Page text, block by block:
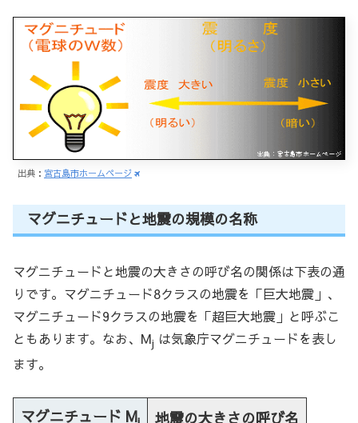
出典： 宮古島市ホームページ
マグニチュードと地震の規模の名称
マグニチュードと地震の大きさの呼び名の関係は下表の通
りです。マグニチュード8クラスの地震を「巨大地震」、
マグニチュード9クラスの地震を「超巨大地震」と呼ぶこ
ともあります。なお、Mj は気象庁マグニチュードを表し
ます。
マグニチュード M 地震の大きさの呼び名